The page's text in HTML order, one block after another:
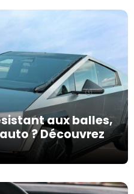
aux balles,
? Découvrez
25/04/24